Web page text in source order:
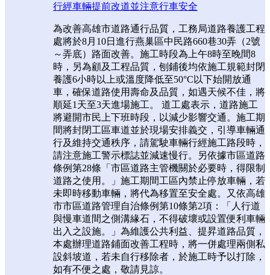
行經車輛提前改道並注意行車安全
為改善高雄市道路通行品質，工務局道路養護工程
處將於8月10日進行燕巢區中民路660巷30弄（2號
～弄底）路面改善。施工時段為上午8時至晚間8
時，另為顧及工程品質，刨鋪後均依施工規範封閉
養護6小時以上或溫度降低至50°C以下始開放通
車，確保道路使用壽命及品質，如遇天候不佳，將
順延1天至3天進場施工。 道工處表示，道路施工
將避開市民上下班時段，以減少影響交通。施工期
間將封閉工區車道並於現場安排義交，引導車輛通
行及維持交通秩序，請駕駛車輛行經施工路段時，
請注意施工警示標誌並減速慢行。另依據市區道路
條例第28條「市區道路主管機關於必要時，得限制
道路之使用。」施工期間工區內禁止停放車輛，若
未即時移動車輛，將代為移置至安全處。又依高雄
市市區道路管理自治條例第10條第2項：「人行道
與慢車道間之側溝緣石，不得破壞或設置便利車輛
出入之設施。」為維護公共利益、提昇道路品質，
本處辦理道路鋪面改善工程時，將一併處理兩側私
設斜坡道，若未自行移除者，於施工時予以打除，
如有不便之處，敬請見諒。